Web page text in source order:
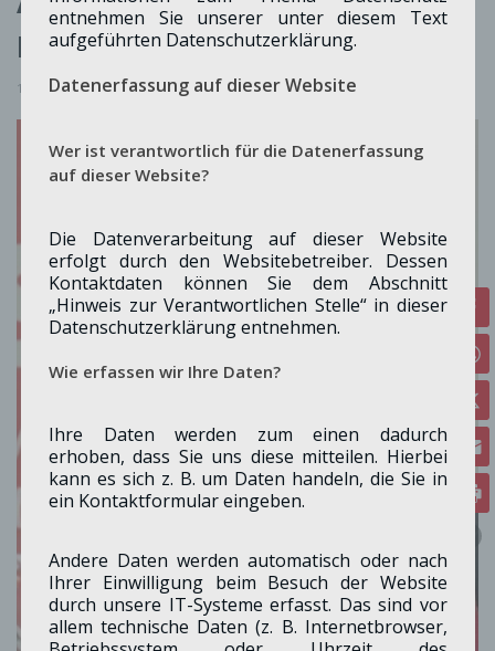
Kreistagskandidatin
15. April 2025
entnehmen Sie unserer unter diesem Text
aufgeführten Datenschutzerklärung.
Datenerfassung auf dieser Website
Wer ist verantwortlich für die Datenerfassung
auf dieser Website?
Die Datenverarbeitung auf dieser Website
erfolgt durch den Websitebetreiber. Dessen
Kontaktdaten können Sie dem Abschnitt
„Hinweis zur Verantwortlichen Stelle“ in dieser
Datenschutzerklärung entnehmen.
Wie erfassen wir Ihre Daten?
Ihre Daten werden zum einen dadurch
erhoben, dass Sie uns diese mitteilen. Hierbei
kann es sich z. B. um Daten handeln, die Sie in
ein Kontaktformular eingeben.
Andere Daten werden automatisch oder nach
Ihrer Einwilligung beim Besuch der Website
durch unsere IT-Systeme erfasst. Das sind vor
allem technische Daten (z. B. Internetbrowser,